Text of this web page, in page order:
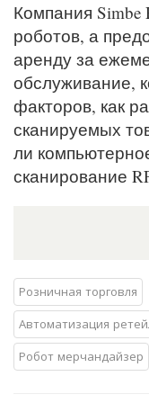
Компания Simbe
роботов, а
аренду за
обслуживание,
факторов, как
сканируемых
ли
сканирование
Розничная торговля
Автоматизация
Робот мерчандайзер